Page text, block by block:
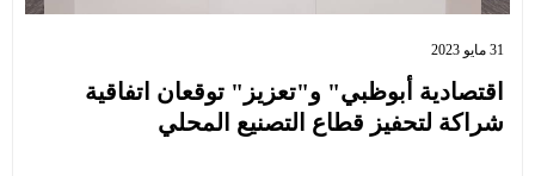
31 مايو 2023
اقتصادية أبوظبي" و"تعزيز" توقعان اتفاقية
شراكة لتحفيز قطاع التصنيع المحلي